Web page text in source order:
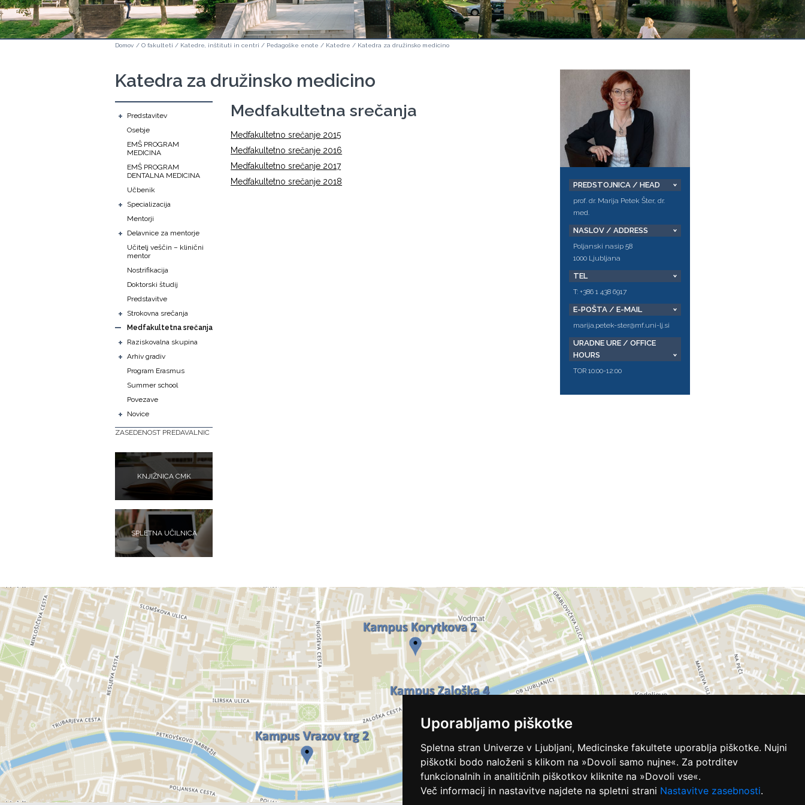
Uporabljamo piškotke
Spletna stran Univerze v Ljubljani, Medicinske fakultete uporablja piškotke. Nujni
piškotki bodo naloženi s klikom na »Dovoli samo nujne«. Za potrditev
funkcionalnih in analitičnih piškotkov kliknite na »Dovoli vse«.
Več informacij in nastavitve najdete na spletni strani Nastavitve zasebnosti.
Domov / O fakulteti / Katedre, inštituti in centri / Pedagoške enote / Katedre / Katedra za družinsko medicino
Katedra za družinsko medicino
+
Predstavitev
Osebje
EMŠ PROGRAM
MEDICINA
EMŠ PROGRAM
DENTALNA MEDICINA
Učbenik
+
Specializacija
Mentorji
+
Delavnice za mentorje
Učitelj veščin – klinični
mentor
Nostrifikacija
Doktorski študij
Predstavitve
+
Strokovna srečanja
Medfakultetna srečanja
+ Raziskovalna skupina
+ Arhiv gradiv
Program Erasmus
Summer school
Povezave
+ Novice
ZASEDENOST PREDAVALNIC
KNJIŽNICA CMK
SPLETNA UČILNICA
Medfakultetna srečanja
Medfakultetno srečanje 2015
Medfakultetno srečanje 2016
Medfakultetno srečanje 2017
Medfakultetno srečanje 2018
PREDSTOJNICA / HEAD
prof. dr. Marija Petek Šter, dr.
med.
NASLOV / ADDRESS
Poljanski nasip 58
1000 Ljubljana
TEL
T: +386 1 438 6917
E-POŠTA / E-MAIL
marija.petek-ster@mf.uni-lj.si
URADNE URE / OFFICE
HOURS
TOR 10:00-12:00